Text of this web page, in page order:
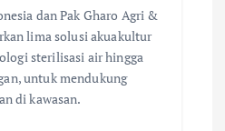
dan Pak Gharo Agri &
lima solusi akuakultur
sterilisasi air hingga
untuk mendukung
di kawasan.